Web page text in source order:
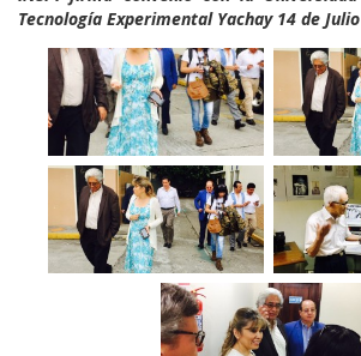
Tecnología Experimental Yachay 14 de